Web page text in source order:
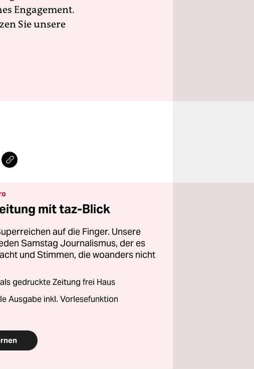
Engagement.
Sie unsere
mit taz-Blick
auf die Finger. Unsere
Samstag Journalismus, der es
und Stimmen, die woanders nicht
gedruckte Zeitung frei Haus
Ausgabe inkl. Vorlesefunktion